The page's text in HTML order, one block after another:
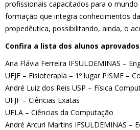
profissionais capacitados para o
formação que integra conhecimentos
propedêutica, possibilitando, ainda, o
Confira a lista dos alunos
Ana Flávia Ferreira IFSULDEMINAS –
UFJF – Fisioterapia – 1º lugar PISME –
André Luiz dos Reis USP – Física
UFJF – Ciências Exatas
UFLA – Ciências da Computação
André Arcuri Martins IFSULDEMINAS –